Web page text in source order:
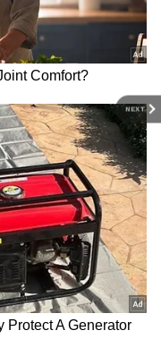
NEXT
ಕಂಡ ತಂಡವೆಂದರೆ,
ಎದುರು ಒಟ್ಟು
ಎಲ್ಲಾ 13